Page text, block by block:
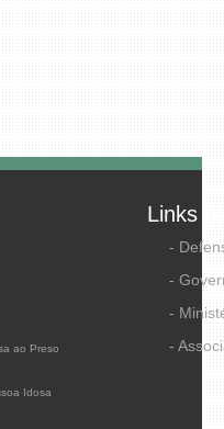
ao Preso
Idosa
Links
-
-
-
-